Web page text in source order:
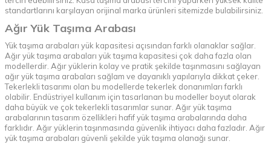
standartlarını karşılayan orijinal marka ürünleri sitemizde bulabilirsiniz.
Ağır Yük Taşıma Arabası
Yük taşıma arabaları yük kapasitesi açısından farklı olanaklar sağlar.
Ağır yük taşıma arabaları yük taşıma kapasitesi çok daha fazla olan
modellerdir. Ağır yüklerin kolay ve pratik şekilde taşınmasını sağlayan
ağır yük taşıma arabaları sağlam ve dayanıklı yapılarıyla dikkat çeker.
Tekerlekli tasarımı olan bu modellerde tekerlek donanımları farklı
olabilir. Endüstriyel kullanım için tasarlanan bu modeller boyut olarak
daha büyük ve çok tekerlekli tasarımlar sunar. Ağır yük taşıma
arabalarının tasarım özellikleri hafif yük taşıma arabalarında daha
farklıdır. Ağır yüklerin taşınmasında güvenlik ihtiyacı daha fazladır. Ağır
yük taşıma arabaları güvenli şekilde yük taşıma olanağı sunar.